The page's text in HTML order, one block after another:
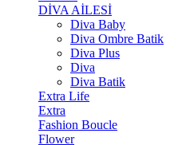
DİVA AİLESİ
Diva Baby
Diva Ombre Batik
Diva Plus
Diva
Diva Batik
Extra Life
Extra
Fashion Boucle
Flower